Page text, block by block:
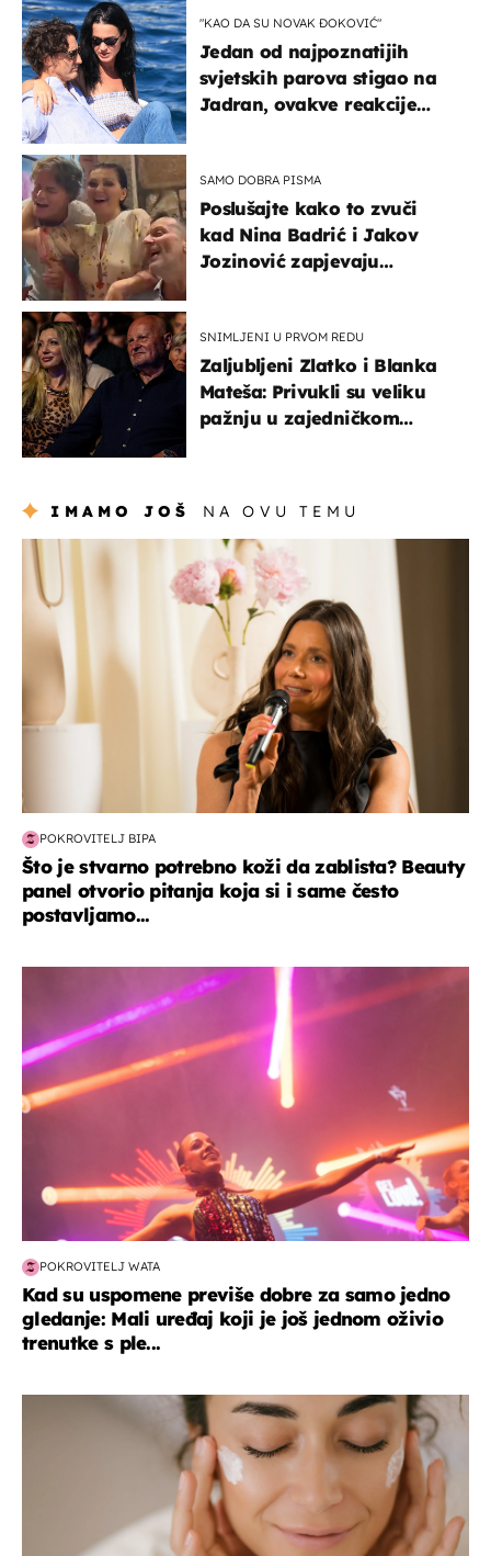
"KAO DA SU NOVAK ĐOKOVIĆ"
Jedan od najpoznatijih
svjetskih parova stigao na
Jadran, ovakve reakcije
SAMO DOBRA PISMA
Poslušajte kako to zvuči
kad Nina Badrić i Jakov
Jozinović zapjevaju
SNIMLJENI U PRVOM REDU
Zaljubljeni Zlatko i Blanka
Mateša: Privukli su veliku
pažnju u zajedničkom
IMAMO JOŠ NA OVU TEMU
moda & ljepota
POKROVITELJ BIPA
Što je stvarno potrebno koži da zablista? Beauty
panel otvorio pitanja koja si i same često
postavljamo...
POKROVITELJ WATA
Kad su uspomene previše dobre za samo jedno
gledanje: Mali uređaj koji je još jednom oživio
trenutke s ple...
moda & ljepota